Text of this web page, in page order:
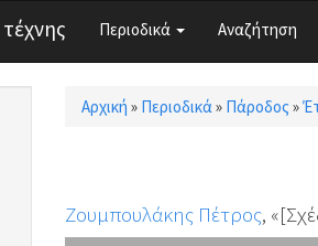
Περιοδικά Αναζήτηση
Είστε εδώ
Αρχική » Περιοδικά» Πάροδος »
Ζουμπουλάκης Πέτρος,